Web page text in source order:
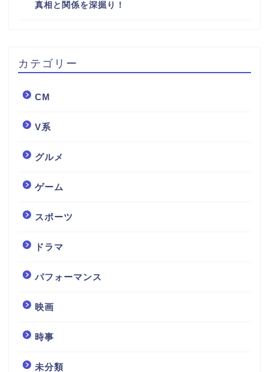
真相と関係を深掘り！
カテゴリー
CM
V系
グルメ
ゲーム
スポーツ
ドラマ
パフォーマンス
映画
時事
未分類